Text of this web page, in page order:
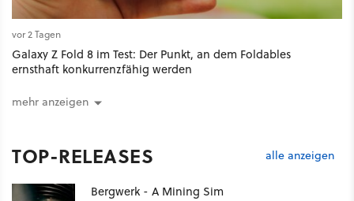
vor 2 Tagen
Galaxy Z Fold 8 im Test: Der Punkt, an dem Foldables
ernsthaft konkurrenzfähig werden
mehr anzeigen
TOP-RELEASES alle anzeigen
Bergwerk - A Mining Sim